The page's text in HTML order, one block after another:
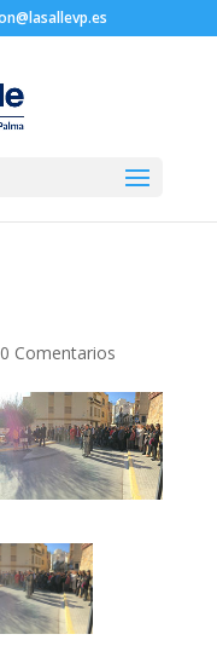
0 Comentarios